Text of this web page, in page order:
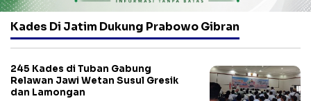
Kades Di Jatim Dukung Prabowo Gibran
245 Kades di Tuban Gabung
Relawan Jawi Wetan Susul Gresik
dan Lamongan